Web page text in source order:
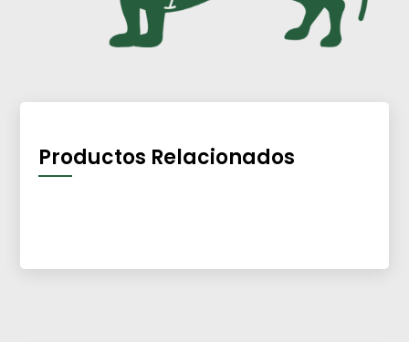
Productos Relacionados